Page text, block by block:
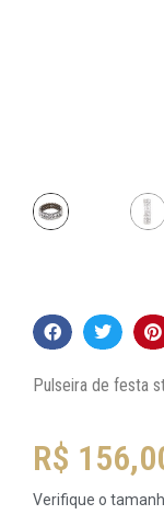
Pulseira de festa
R$
Verifique o